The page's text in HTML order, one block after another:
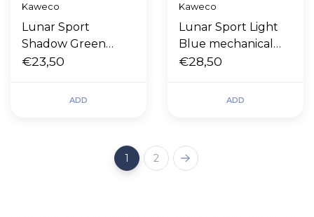
Kaweco
Lunar Sport
Shadow Green
vulpotlood 3,2mm
€23,50
ADD
Kaweco
Lunar Sport Light
Blue mechanical
pencil 0,7mm
€28,50
ADD
1 2